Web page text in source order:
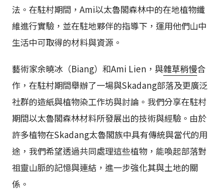
法。在駐村期間，Ami以太魯閣森林中的在地植物纖
維進行實驗，並在駐地夥伴的指導下，運用他們山中
生活中可取得的材料與資源。
藝術家余曉冰（Biang）和Ami Lien，與雜草稍慢合
作，在駐村期間舉辦了一場與Skadang部落及更廣泛
社群的造紙與植物染工作坊與討論。我們分享在駐村
期間以太魯閣森林材料所發展出的技術與經驗。由於
許多植物在Skadang太魯閣族中具有傳統與當代的用
途，我們希望透過共同處理這些植物，能喚起部落對
祖靈山脈的記憶與連結，進一步強化其與土地的關
係。